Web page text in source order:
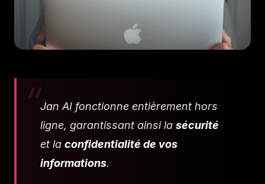
Jan AI fonctionne entièrement hors
ligne, garantissant ainsi la sécurité
et la confidentialité de vos
informations.